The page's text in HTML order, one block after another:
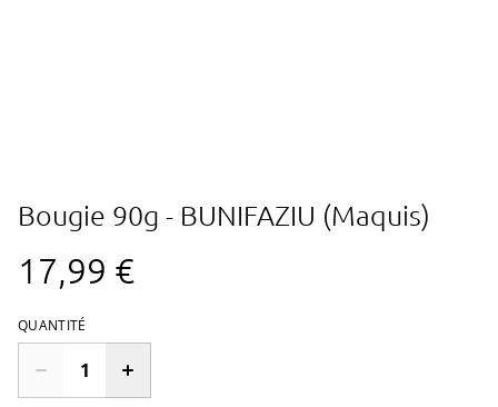
Bougie 90g - BUNIFAZIU (Maquis)
17,99 €
QUANTITÉ